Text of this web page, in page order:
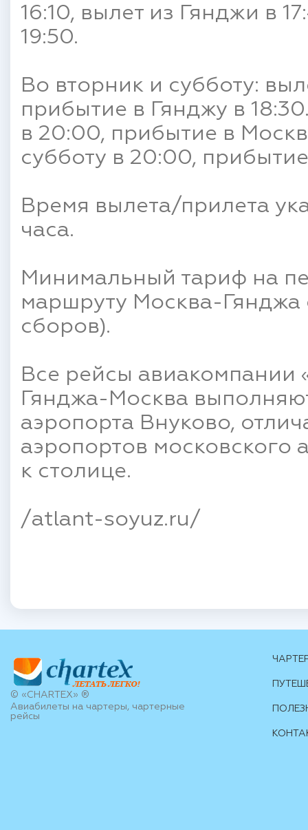
16:10, вылет из Гянджи в
19:50.
Во вторник и субботу:
прибытие в Гянджу в
в 20:00, прибытие в
субботу в 20:00,
Время вылета/прилета
часа.
Минимальный тариф на
маршруту Москва-Гянджа
сборов).
Все рейсы авиакомпании
Гянджа-Москва
аэропорта Внуково,
аэропортов московского
к столице.
/atlant-soyuz.ru/
© «CHARTEX» ®
Авиабилеты на чартеры, чартерные
рейсы